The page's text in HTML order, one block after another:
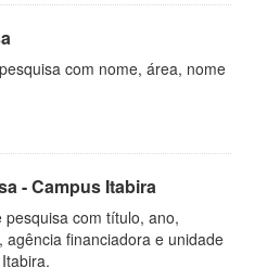
com nome, área, nome
- Campus Itabira
com título, ano,
agência financiadora e unidade